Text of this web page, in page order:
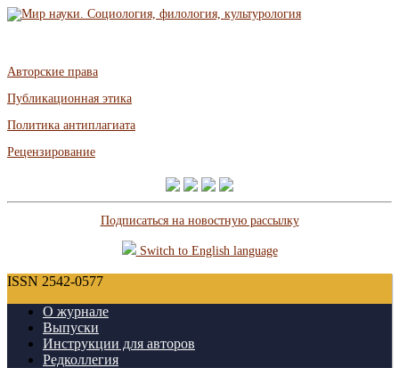
Авторские права
Публикационная этика
Политика антиплагиата
Рецензирование
Подписаться на новостную рассылку
Switch to English language
ISSN 2542-0577
О журнале
Выпуски
Инструкции для авторов
Редколлегия